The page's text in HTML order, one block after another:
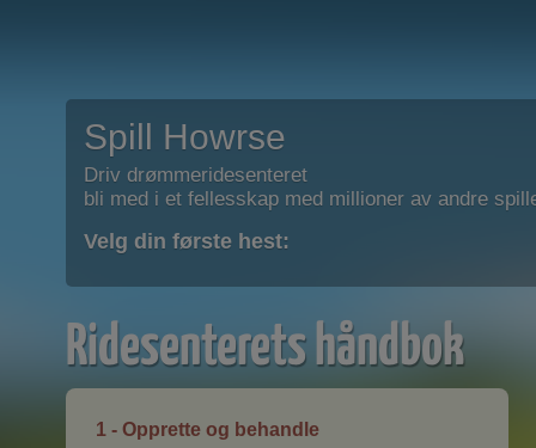
Spill Howrse
Driv drømmeridesenteret
bli med i et fellesskap med millioner av andre
Velg din første hest:
Ridesenterets håndbok
1 - Opprette og behandle